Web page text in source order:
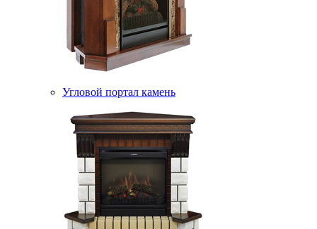
Угловой портал камень